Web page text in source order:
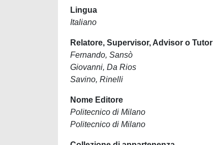
Lingua
Italiano
Relatore, Supervisor, Advisor o Tutor
Fernando, Sansò
Giovanni, Da Rios
Savino, Rinelli
Nome Editore
Politecnico di Milano
Politecnico di Milano